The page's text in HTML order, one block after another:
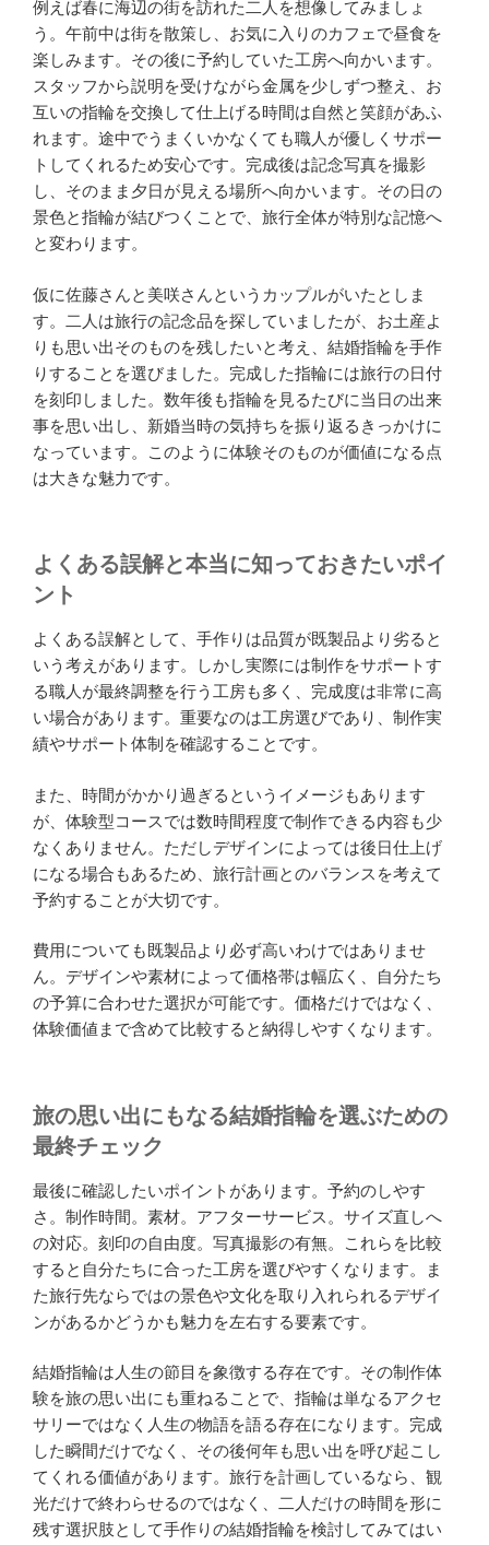
例えば春に海辺の街を訪れた二人を想像してみましょ
う。午前中は街を散策し、お気に入りのカフェで昼食を
楽しみます。その後に予約していた工房へ向かいます。
スタッフから説明を受けながら金属を少しずつ整え、お
互いの指輪を交換して仕上げる時間は自然と笑顔があふ
れます。途中でうまくいかなくても職人が優しくサポー
トしてくれるため安心です。完成後は記念写真を撮影
し、そのまま夕日が見える場所へ向かいます。その日の
景色と指輪が結びつくことで、旅行全体が特別な記憶へ
と変わります。
仮に佐藤さんと美咲さんというカップルがいたとしま
す。二人は旅行の記念品を探していましたが、お土産よ
りも思い出そのものを残したいと考え、結婚指輪を手作
りすることを選びました。完成した指輪には旅行の日付
を刻印しました。数年後も指輪を見るたびに当日の出来
事を思い出し、新婚当時の気持ちを振り返るきっかけに
なっています。このように体験そのものが価値になる点
は大きな魅力です。
よくある誤解と本当に知っておきたいポイ
ント
よくある誤解として、手作りは品質が既製品より劣ると
いう考えがあります。しかし実際には制作をサポートす
る職人が最終調整を行う工房も多く、完成度は非常に高
い場合があります。重要なのは工房選びであり、制作実
績やサポート体制を確認することです。
また、時間がかかり過ぎるというイメージもあります
が、体験型コースでは数時間程度で制作できる内容も少
なくありません。ただしデザインによっては後日仕上げ
になる場合もあるため、旅行計画とのバランスを考えて
予約することが大切です。
費用についても既製品より必ず高いわけではありませ
ん。デザインや素材によって価格帯は幅広く、自分たち
の予算に合わせた選択が可能です。価格だけではなく、
体験価値まで含めて比較すると納得しやすくなります。
旅の思い出にもなる結婚指輪を選ぶための
最終チェック
最後に確認したいポイントがあります。予約のしやす
さ。制作時間。素材。アフターサービス。サイズ直しへ
の対応。刻印の自由度。写真撮影の有無。これらを比較
すると自分たちに合った工房を選びやすくなります。ま
た旅行先ならではの景色や文化を取り入れられるデザイ
ンがあるかどうかも魅力を左右する要素です。
結婚指輪は人生の節目を象徴する存在です。その制作体
験を旅の思い出にも重ねることで、指輪は単なるアクセ
サリーではなく人生の物語を語る存在になります。完成
した瞬間だけでなく、その後何年も思い出を呼び起こし
てくれる価値があります。旅行を計画しているなら、観
光だけで終わらせるのではなく、二人だけの時間を形に
残す選択肢として手作りの結婚指輪を検討してみてはい